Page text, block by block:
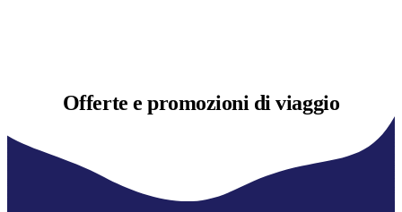
Offerte epromozioni di viaggio